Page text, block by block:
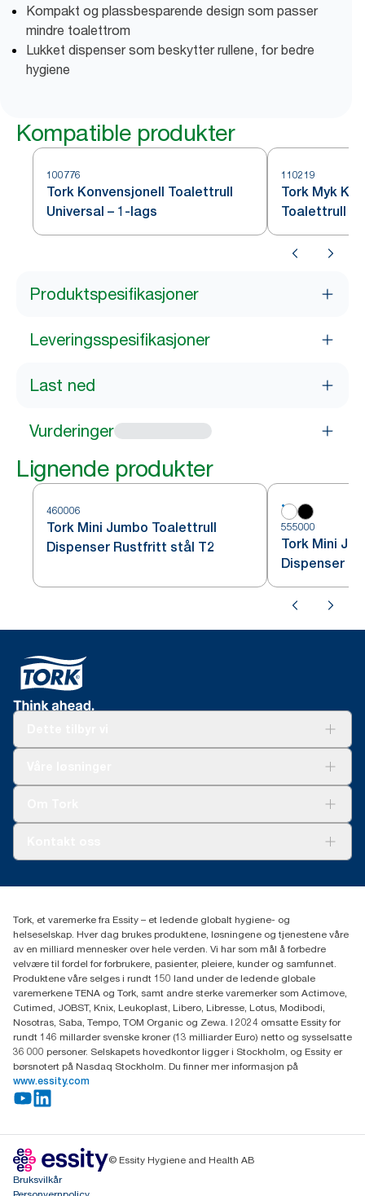
Kompakt og plassbesparende design som passer
mindre toalettrom
Lukket dispenser som beskytter rullene, for bedre
hygiene
Kompatible produkter
100776
Tork Konvensjonell Toalettrull
Universal – 1-lags
110219
Tork Myk
Toalettrull
Produktspesifikasjoner
Leveringsspesifikasjoner
Last ned
Vurderinger
Lignende produkter
460006
Tork Mini Jumbo Toalettrull
Dispenser Rustfritt stål T2
555000
Tork Mini
Dispenser
(+47) 22 70 62 00
Fredrik Selmers vei 6
0603 OSLO
Tork, et varemerke fra Essity – et ledende globalt hygiene- og
helseselskap. Hver dag brukes produktene, løsningene og tjenestene våre
av en milliard mennesker over hele verden. Vi har som mål å forbedre
velvære til fordel for forbrukere, pasienter, pleiere, kunder og samfunnet.
Produktene våre selges i rundt 150 land under de ledende globale
varemerkene TENA og Tork, samt andre sterke varemerker som Actimove,
Cutimed, JOBST, Knix, Leukoplast, Libero, Libresse, Lotus, Modibodi,
Nosotras, Saba, Tempo, TOM Organic og Zewa. I 2024 omsatte Essity for
rundt 146 millarder svenske kroner (13 milliarder Euro) netto og sysselsatte
36 000 personer. Selskapets hovedkontor ligger i Stockholm, og Essity er
børsnotert på Nasdaq Stockholm. Du finner mer informasjon på
www.essity.com
© Essity Hygiene and Health AB
Bruksvilkår